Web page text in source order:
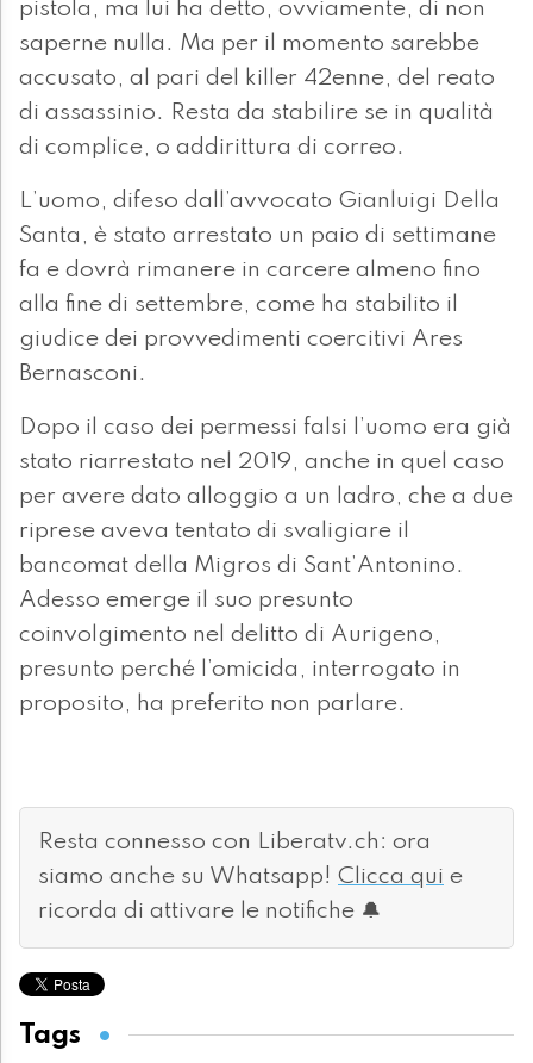
pistola, ma lui ha detto, ovviamente, di non
saperne nulla. Ma per il momento sarebbe
accusato, al pari del killer 42enne, del reato
di assassinio. Resta da stabilire se in qualità
di complice, o addirittura di correo.
L’uomo, difeso dall’avvocato Gianluigi Della
Santa, è stato arrestato un paio di settimane
fa e dovrà rimanere in carcere almeno fino
alla fine di settembre, come ha stabilito il
giudice dei provvedimenti coercitivi Ares
Bernasconi.
Dopo il caso dei permessi falsi l’uomo era già
stato riarrestato nel 2019, anche in quel caso
per avere dato alloggio a un ladro, che a due
riprese aveva tentato di svaligiare il
bancomat della Migros di Sant’Antonino.
Adesso emerge il suo presunto
coinvolgimento nel delitto di Aurigeno,
presunto perché l’omicida, interrogato in
proposito, ha preferito non parlare.
Resta connesso con Liberatv.ch: ora
siamo anche su Whatsapp! Clicca qui e
ricorda di attivare le notifiche 🔔
Tags